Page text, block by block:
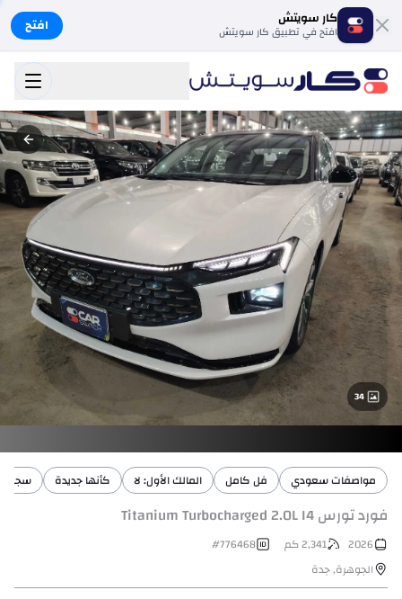
كار سويتش
افتح في تطبيق كار سويتش افتح
34
مواصفات سعودي فل كامل المالك الأول: لا كأنها جديدة سجل
فورد تورس Titanium Turbocharged 2.0L I4
2026
2,341كم #776468
الجوهرة,جدة